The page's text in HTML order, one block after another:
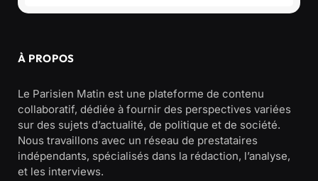
À PROPOS
Le Parisien Matin est une plateforme de contenu
collaboratif, dédiée à fournir des perspectives variées
sur des sujets d’actualité, de politique et de société.
Nous travaillons avec un réseau de prestataires
indépendants, spécialisés dans la rédaction, l’analyse,
et les interviews.